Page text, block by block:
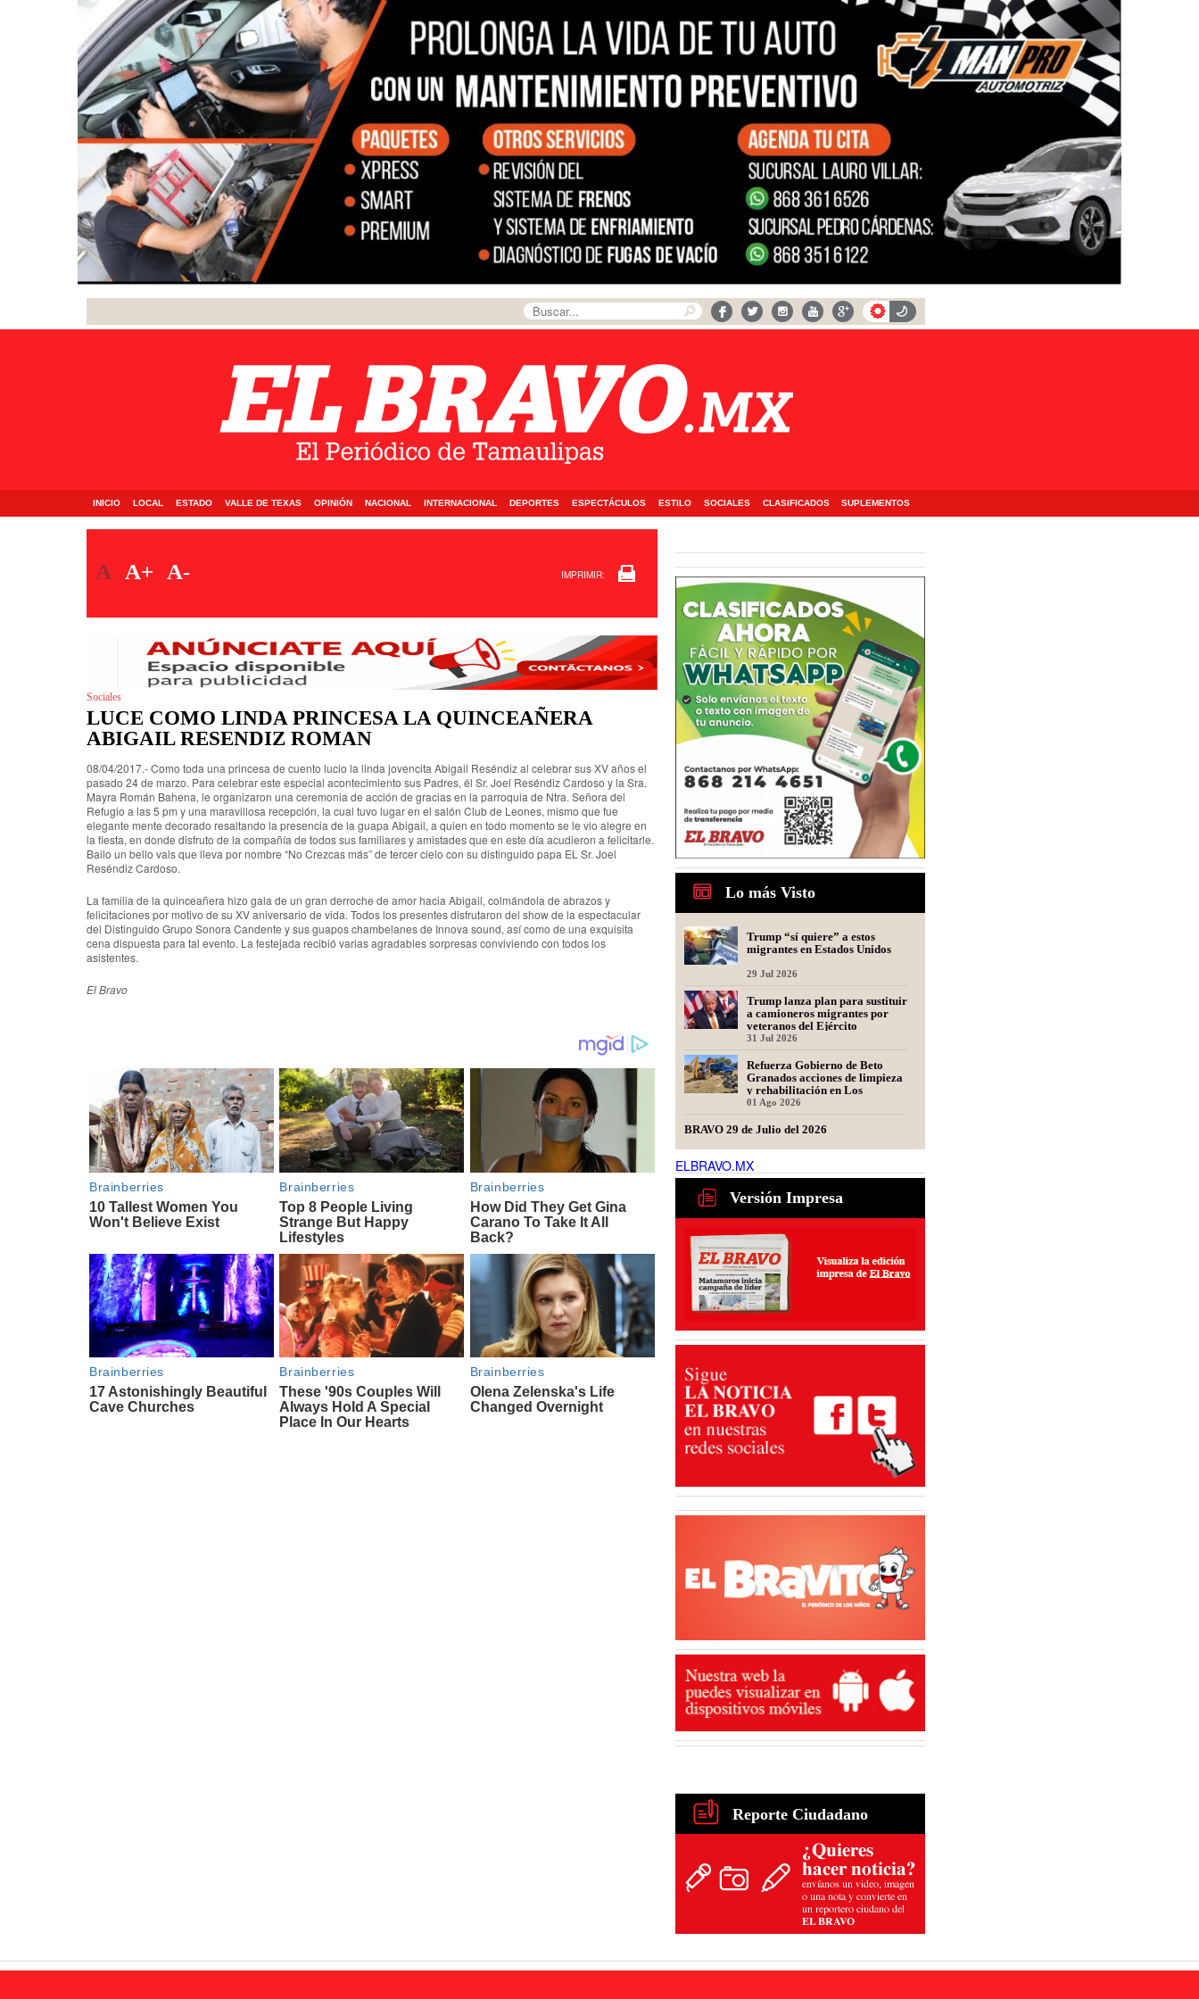
INICIO LOCAL ESTADO VALLE DE TEXAS OPINIÓN NACIONAL INTERNACIONAL DEPORTES ESPECTÁCULOS ESTILO SOCIALES CLASIFICADOS SUPLEMENTOS
A A+ A- IMPRIMIR:
Sociales
LUCE COMO LINDA PRINCESA LA QUINCEAÑERA
ABIGAIL RESENDIZ ROMAN
08/04/2017.- Como toda una princesa de cuento lucio la linda jovencita Abigail Reséndiz al celebrar sus XV años el
pasado 24 de marzo. Para celebrar este especial acontecimiento sus Padres, él Sr. Joel Reséndiz Cardoso y la Sra.
Mayra Román Bahena, le organizaron una ceremonia de acción de gracias en la parroquia de Ntra. Señora del
Refugio a las 5 pm y una maravillosa recepción, la cual tuvo lugar en el salón Club de Leones, mismo que fue
elegante mente decorado resaltando la presencia de la guapa Abigail, a quien en todo momento se le vio alegre en
la fiesta, en donde disfruto de la compañía de todos sus familiares y amistades que en este día acudieron a felicitarle.
Bailo un bello vals que lleva por nombre “No Crezcas más” de tercer cielo con su distinguido papa EL Sr. Joel
Reséndiz Cardoso.
La familia de la quinceañera hizo gala de un gran derroche de amor hacia Abigail, colmándola de abrazos y
felicitaciones por motivo de su XV aniversario de vida. Todos los presentes disfrutaron del show de la espectacular
del Distinguido Grupo Sonora Candente y sus guapos chambelanes de Innova sound, así como de una exquisita
cena dispuesta para tal evento. La festejada recibió varias agradables sorpresas conviviendo con todos los
asistentes.
El Bravo
Lo más Visto
Trump “sí quiere” a estos
migrantes en Estados Unidos
29 Jul 2026
Trump lanza plan para sustituir
a camioneros migrantes por
veteranos del Ejército
31 Jul 2026
Refuerza Gobierno de Beto
Granados acciones de limpieza
y rehabilitación en Los
Presidentes
01 Ago 2026
BRAVO 29 de Julio del 2026
29 Jul 2026
Ser representante de una
fintech: dudas frecuentes
ELBRAVO.MX
Versión Impresa
Reporte Ciudadano